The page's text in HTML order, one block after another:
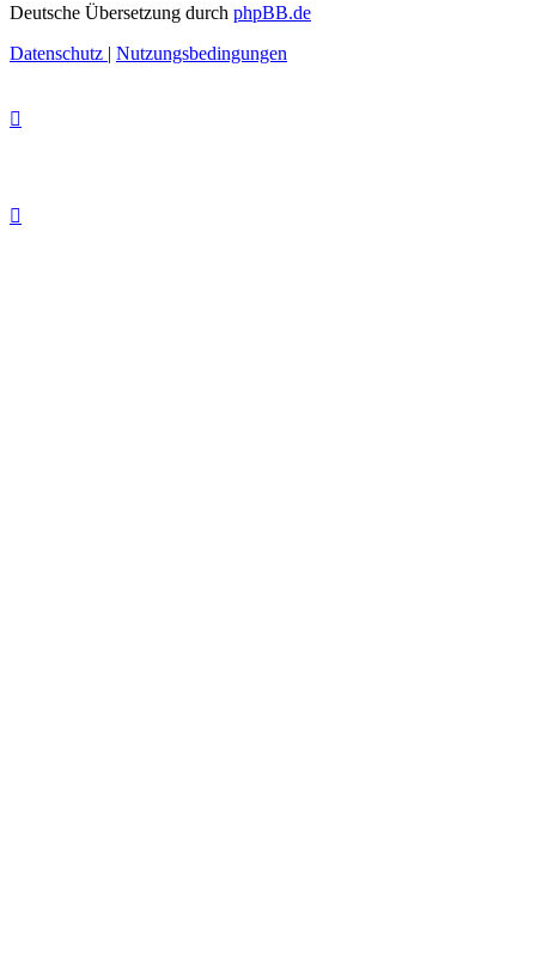
Deutsche Übersetzung durch phpBB.de
Datenschutz | Nutzungsbedingungen